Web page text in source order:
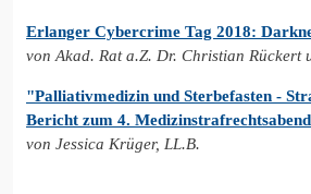
Erlanger Cybercrime Tag 2018:
von Akad. Rat a.Z. Dr. Christian Rückert
"Palliativmedizin und Sterbefasten -
Bericht zum 4.
von Jessica Krüger, LL.B.